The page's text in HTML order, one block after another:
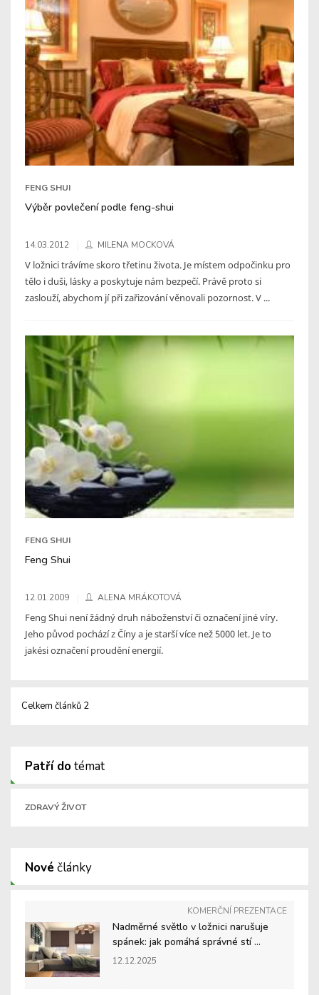
FENG SHUI
Výběr povlečení podle feng-shui
14.03.2012 MILENA MOCKOVÁ
V ložnici trávíme skoro třetinu života. Je místem odpočinku pro
tělo i duši, lásky a poskytuje nám bezpečí. Právě proto si
zaslouží, abychom jí při zařizování věnovali pozornost. V ...
FENG SHUI
Feng Shui
12.01.2009 ALENA MRÁKOTOVÁ
Feng Shui není žádný druh náboženství či označení jiné víry.
Jeho původ pochází z Číny a je starší více než 5000 let. Je to
jakési označení proudění energií.
Celkem článků 2
Patří dotémat
ZDRAVÝ ŽIVOT
Nové články
KOMERČNÍ PREZENTACE
Nadměrné světlo v ložnici narušuje
spánek: jak pomáhá správné stí ...
12.12.2025